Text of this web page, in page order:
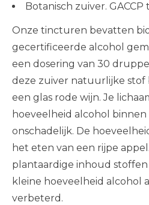
Botanisch zuiver. GACCP
Onze tincturen bevatten
gecertificeerde alcohol
een dosering van 30
deze zuiver natuurlijke stof
een glas rode wijn. Je
hoeveelheid alcohol
onschadelijk. De
het eten van een rijpe
plantaardige inhoud
kleine hoeveelheid alcohol
verbeterd.